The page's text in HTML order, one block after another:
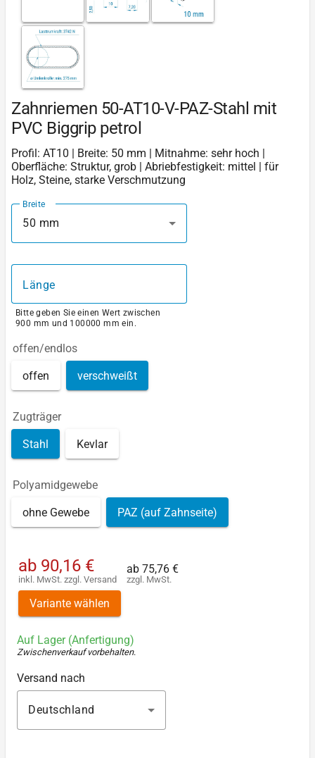
Zahnriemen 50-AT10-V-PAZ-Stahl mit
PVC Biggrip petrol
Profil: AT10 | Breite: 50 mm | Mitnahme: sehr hoch |
Oberfläche: Struktur, grob | Abriebfestigkeit: mittel | für
Holz, Steine, starke Verschmutzung
Breite
50 mm
Länge
Bitte geben Sie einen Wert zwischen
900 mm und 100000 mm ein.
offen/endlos
offen verschweißt
Zugträger
Stahl Kevlar
Polyamidgewebe
ohne Gewebe PAZ (auf Zahnseite)
ab 90,16 €
inkl. MwSt. zzgl. Versand
ab 75,76 €
zzgl. MwSt.
Variante wählen
Auf Lager (Anfertigung)
Zwischenverkauf vorbehalten.
Versand nach
Deutschland